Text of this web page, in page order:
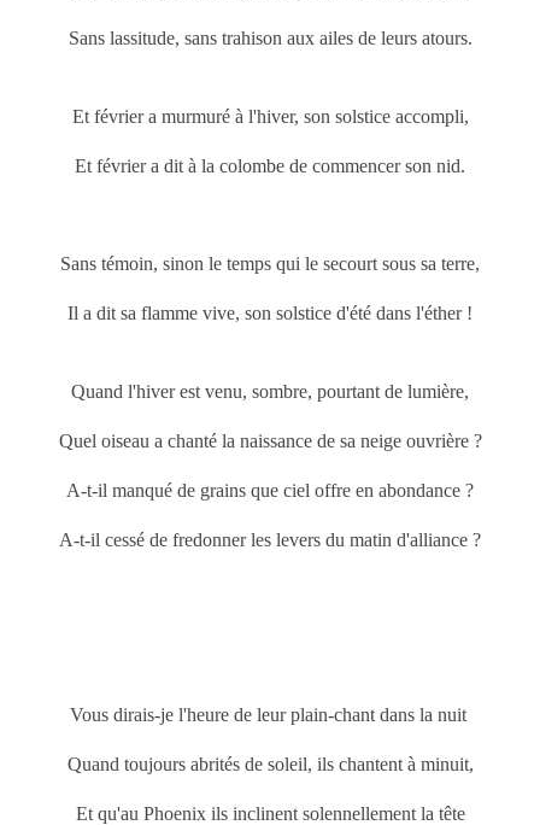
Sans lassitude, sans trahison aux ailes de leurs atours.
Et février a murmuré à l'hiver, son solstice accompli,
Et février a dit à la colombe de commencer son nid.
Sans témoin, sinon le temps qui le secourt sous sa terre,
Il a dit sa flamme vive, son solstice d'été dans l'éther !
Quand l'hiver est venu, sombre, pourtant de lumière,
Quel oiseau a chanté la naissance de sa neige ouvrière ?
A-t-il manqué de grains que ciel offre en abondance ?
A-t-il cessé de fredonner les levers du matin d'alliance ?
Vous dirais-je l'heure de leur plain-chant dans la nuit
Quand toujours abrités de soleil, ils chantent à minuit,
Et qu'au Phoenix ils inclinent solennellement la tête